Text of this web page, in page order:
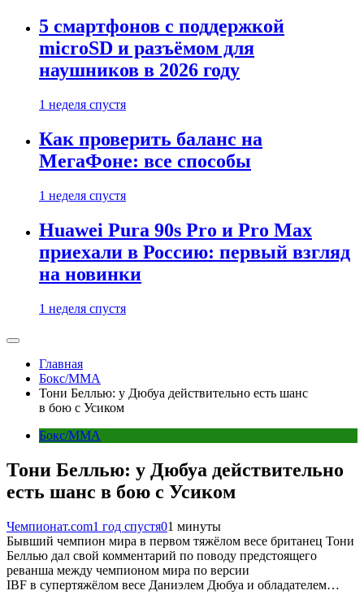
5 смартфонов с поддержкой
microSD и разъёмом для
наушников в 2026 году
1 неделя спустя
Как проверить баланс на
МегаФоне: все способы
1 неделя спустя
Huawei Pura 90s Pro и Pro Max
приехали в Россию: первый взгляд
на новинки
1 неделя спустя
Главная
Бокс/MMA
Тони Беллью: у Дюбуа действительно есть шанс
в бою с Усиком
Бокс/MMA
Тони Беллью: у Дюбуа действительно
есть шанс в бою с Усиком
Чемпионат.com1 год спустя01 минуты
Бывший чемпион мира в первом тяжёлом весе британец Тони
Беллью дал свой комментарий по поводу предстоящего
реванша между чемпионом мира по версии
IBF в супертяжёлом весе Даниэлем Дюбуа и обладателем…